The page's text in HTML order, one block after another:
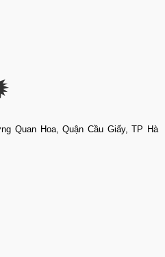
Quan Hoa, Quận Cầu Giấy, TP Hà